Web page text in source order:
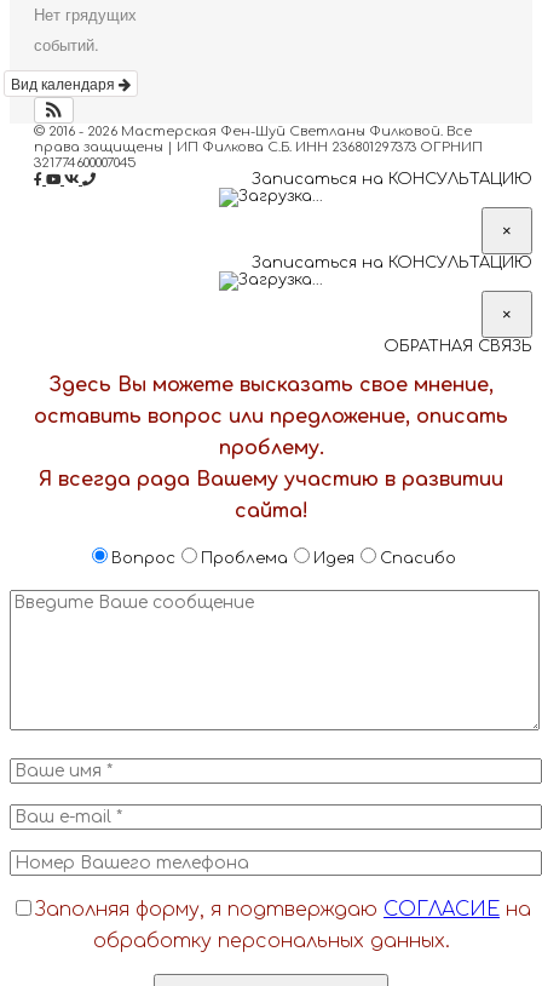
Нет грядущих
событий.
Вид календаря
© 2016 - 2026 Мастерская Фен-Шуй Светланы Филковой. Все
права защищены | ИП Филкова С.Б. ИНН 236801297373 ОГРНИП
321774600007045
Записаться на КОНСУЛЬТАЦИЮ
×
Записаться на КОНСУЛЬТАЦИЮ
×
ОБРАТНАЯ СВЯЗЬ
Здесь Вы можете высказать свое мнение,
оставить вопрос или предложение, описать
проблему.
Я всегда рада Вашему участию в развитии
сайта!
Вопрос Проблема Идея Спасибо
Заполняя форму, я подтверждаю СОГЛАСИЕ на
обработку персональных данных.